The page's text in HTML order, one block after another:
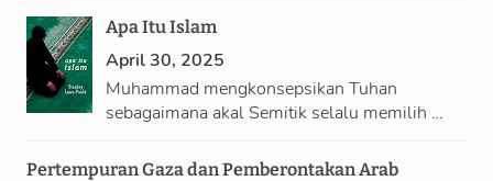
Apa Itu Islam
April 30, 2025
Muhammad mengkonsepsikan Tuhan
sebagaimana akal Semitik selalu memilih …
Pertempuran Gaza dan Pemberontakan Arab